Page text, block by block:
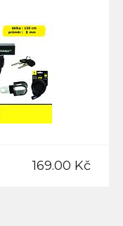
169.00 Kč